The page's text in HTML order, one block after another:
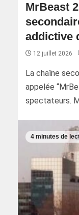
MrBeast
addictive
12 juillet 2026
La chaîne
appelée
spectateurs.
4 minutes de